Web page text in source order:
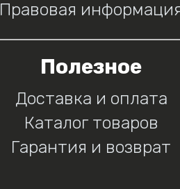
Правовая
Полезное
Доставка и оплата
Каталог товаров
Гарантия и возврат